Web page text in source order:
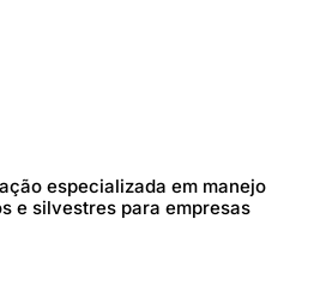
especializada em manejo
e silvestres para empresas